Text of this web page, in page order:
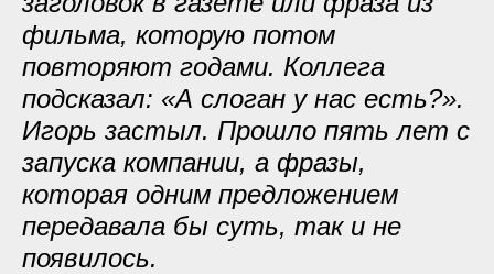
фильма, которую потом
повторяют годами. Коллега
подсказал: «А слоган у нас есть?».
Игорь застыл. Прошло пять лет с
запуска компании, а фразы,
которая одним предложением
передавала бы суть, так и не
появилось.